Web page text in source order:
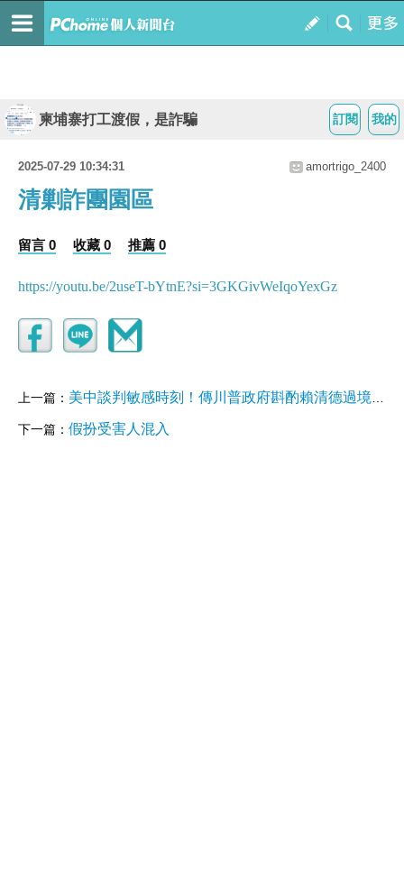
我的
訂閱
柬埔寨打工渡假，是詐騙
2025-07-29 10:34:31 amortrigo_2400
清剿詐團園區
留言 0 收藏 0 推薦 0
https://youtu.be/2useT-bYtnE?si=3GKGivWeIqoYexGz
上一篇： 美中談判敏感時刻！傳川普政府斟酌賴清德過境美國
下一篇： 假扮受害人混入